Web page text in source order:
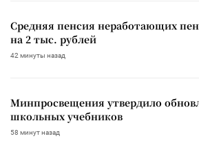
Средняя пенсия неработающих
на 2 тыс. рублей
42 минуты назад
Минпросвещения утвердило
школьных учебников
58 минут назад